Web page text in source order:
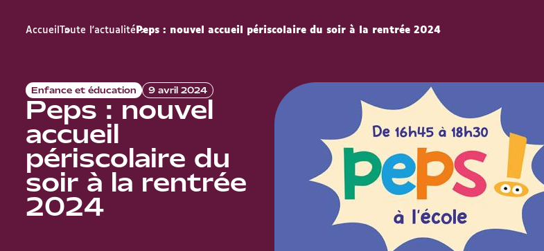
Accueil Toute l'actualité Peps : nouvel accueil périscolaire du soir à la rentrée 2024
Enfance et éducation 9 avril 2024
Peps : nouvel
accueil
périscolaire du
soir à la rentrée
2024